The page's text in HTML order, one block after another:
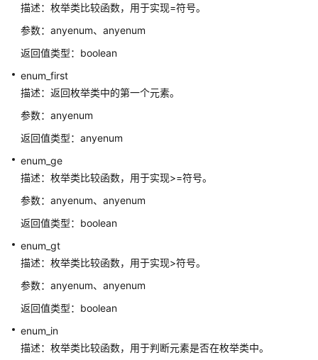
M-
开
发
布
式）
M-
Compatibility
开
指
南
（集
式）
佳
实
描述：枚举类比较函数，用于实现=符号。
参数：anyenum、anyenum
返回值类型：boolean
enum_first
描述：返回枚举类中的第一个元素。
参数：anyenum
返回值类型：anyenum
enum_ge
描述：枚举类比较函数，用于实现>=符号。
参数：anyenum、anyenum
返回值类型：boolean
enum_gt
描述：枚举类比较函数，用于实现>符号。
参数：anyenum、anyenum
返回值类型：boolean
enum_in
描述：枚举类比较函数，用于判断元素是否在枚举类中。